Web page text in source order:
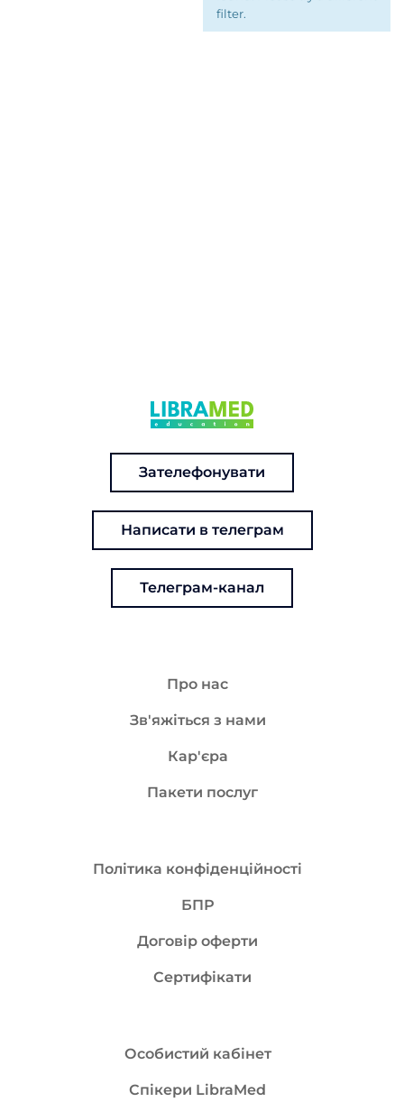
filter.
Зателефонувати
Написати в телеграм
Телеграм-канал
Про нас
Зв'яжіться з нами
Кар'єра
Пакети послуг
Політика конфіденційності
БПР
Договір оферти
Сертифікати
Особистий кабінет
Спікери LibraMed